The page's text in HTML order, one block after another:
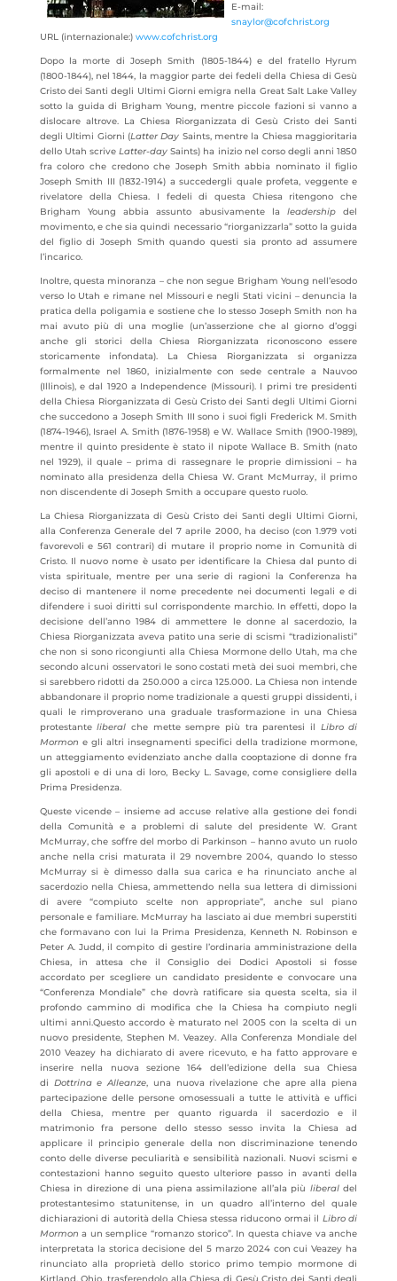
E-mail:
snaylor@cofchrist.org
URL (internazionale:) www.cofchrist.org
Dopo la morte di Joseph Smith (1805-1844) e del fratello Hyrum
(1800-1844), nel 1844, la maggior parte dei fedeli della Chiesa di Gesù
Cristo dei Santi degli Ultimi Giorni emigra nella Great Salt Lake Valley
sotto la guida di Brigham Young, mentre piccole fazioni si vanno a
dislocare altrove. La Chiesa Riorganizzata di Gesù Cristo dei Santi
degli Ultimi Giorni (Latter Day Saints, mentre la Chiesa maggioritaria
dello Utah scriveLatter-day Saints) ha inizio nel corso degli anni 1850
fra coloro che credono che Joseph Smith abbia nominato il figlio
Joseph Smith III (1832-1914) a succedergli quale profeta, veggente e
rivelatore della Chiesa. I fedeli di questa Chiesa ritengono che
Brigham Young abbia assunto abusivamente la leadership del
movimento, e che sia quindi necessario “riorganizzarla” sotto la guida
del figlio di Joseph Smith quando questi sia pronto ad assumere
l’incarico.
Inoltre, questa minoranza – che non segue Brigham Young nell’esodo
verso lo Utah e rimane nel Missouri e negli Stati vicini – denuncia la
pratica della poligamia e sostiene che lo stesso Joseph Smith non ha
mai avuto più di una moglie (un’asserzione che al giorno d’oggi
anche gli storici della Chiesa Riorganizzata riconoscono essere
storicamente infondata). La Chiesa Riorganizzata si organizza
formalmente nel 1860, inizialmente con sede centrale a Nauvoo
(Illinois), e dal 1920 a Independence (Missouri). I primi tre presidenti
della Chiesa Riorganizzata di Gesù Cristo dei Santi degli Ultimi Giorni
che succedono a Joseph Smith III sono i suoi figli Frederick M. Smith
(1874-1946), Israel A. Smith (1876-1958) e W. Wallace Smith (1900-1989),
mentre il quinto presidente è stato il nipote Wallace B. Smith (nato
nel 1929), il quale – prima di rassegnare le proprie dimissioni – ha
nominato alla presidenza della Chiesa W. Grant McMurray, il primo
non discendente di Joseph Smith a occupare questo ruolo.
La Chiesa Riorganizzata di Gesù Cristo dei Santi degli Ultimi Giorni,
alla Conferenza Generale del 7 aprile 2000, ha deciso (con 1.979 voti
favorevoli e 561 contrari) di mutare il proprio nome in Comunità di
Cristo. Il nuovo nome è usato per identificare la Chiesa dal punto di
vista spirituale, mentre per una serie di ragioni la Conferenza ha
deciso di mantenere il nome precedente nei documenti legali e di
difendere i suoi diritti sul corrispondente marchio. In effetti, dopo la
decisione dell’anno 1984 di ammettere le donne al sacerdozio, la
Chiesa Riorganizzata aveva patito una serie di scismi “tradizionalisti”
che non si sono ricongiunti alla Chiesa Mormone dello Utah, ma che
secondo alcuni osservatori le sono costati metà dei suoi membri, che
si sarebbero ridotti da 250.000 a circa 125.000. La Chiesa non intende
abbandonare il proprio nome tradizionale a questi gruppi dissidenti, i
quali le rimproverano una graduale trasformazione in una Chiesa
protestanteliberal che mette sempre più tra parentesi il Libro di
Mormon e gli altri insegnamenti specifici della tradizione mormone,
un atteggiamento evidenziato anche dalla cooptazione di donne fra
gli apostoli e di una di loro, Becky L. Savage, come consigliere della
Prima Presidenza.
Queste vicende – insieme ad accuse relative alla gestione dei fondi
della Comunità e a problemi di salute del presidente W. Grant
McMurray, che soffre del morbo di Parkinson – hanno avuto un ruolo
anche nella crisi maturata il 29 novembre 2004, quando lo stesso
McMurray si è dimesso dalla sua carica e ha rinunciato anche al
sacerdozio nella Chiesa, ammettendo nella sua lettera di dimissioni
di avere “compiuto scelte non appropriate”, anche sul piano
personale e familiare. McMurray ha lasciato ai due membri superstiti
che formavano con lui la Prima Presidenza, Kenneth N. Robinson e
Peter A. Judd, il compito di gestire l’ordinaria amministrazione della
Chiesa, in attesa che il Consiglio dei Dodici Apostoli si fosse
accordato per scegliere un candidato presidente e convocare una
“Conferenza Mondiale” che dovrà ratificare sia questa scelta, sia il
profondo cammino di modifica che la Chiesa ha compiuto negli
ultimi anni.Questo accordo è maturato nel 2005 con la scelta di un
nuovo presidente, Stephen M. Veazey. Alla Conferenza Mondiale del
2010 Veazey ha dichiarato di avere ricevuto, e ha fatto approvare e
inserire nella nuova sezione 164 dell’edizione della sua Chiesa
di Dottrina e Alleanze, una nuova rivelazione che apre alla piena
partecipazione delle persone omosessuali a tutte le attività e uffici
della Chiesa, mentre per quanto riguarda il sacerdozio e il
matrimonio fra persone dello stesso sesso invita la Chiesa ad
applicare il principio generale della non discriminazione tenendo
conto delle diverse peculiarità e sensibilità nazionali. Nuovi scismi e
contestazioni hanno seguito questo ulteriore passo in avanti della
Chiesa in direzione di una piena assimilazione all’ala più liberaldel
protestantesimo statunitense, in un quadro all’interno del quale
dichiarazioni di autorità della Chiesa stessa riducono ormai il Libro di
Mormona un semplice “romanzo storico”. In questa chiave va anche
interpretata la storica decisione del 5 marzo 2024 con cui Veazey ha
rinunciato alla proprietà dello storico primo tempio mormone di